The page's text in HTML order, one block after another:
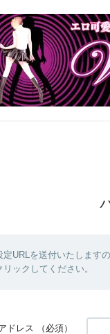
URLを送付いたします
ックしてください。
ドレス （必須）